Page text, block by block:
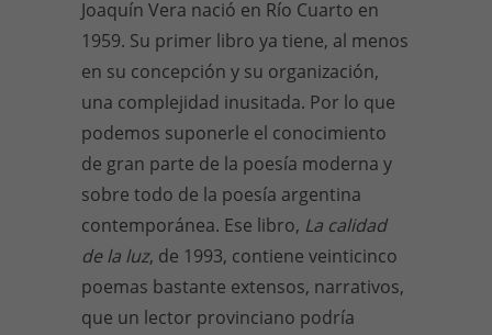
Joaquín Vera nació en Río Cuarto en
1959. Su primer libro ya tiene, al menos
en su concepción y su organización,
una complejidad inusitada. Por lo que
podemos suponerle el conocimiento
de gran parte de la poesía moderna y
sobre todo de la poesía argentina
contemporánea. Ese libro, La calidad
de la luz, de 1993, contiene veinticinco
poemas bastante extensos, narrativos,
que un lector provinciano podría